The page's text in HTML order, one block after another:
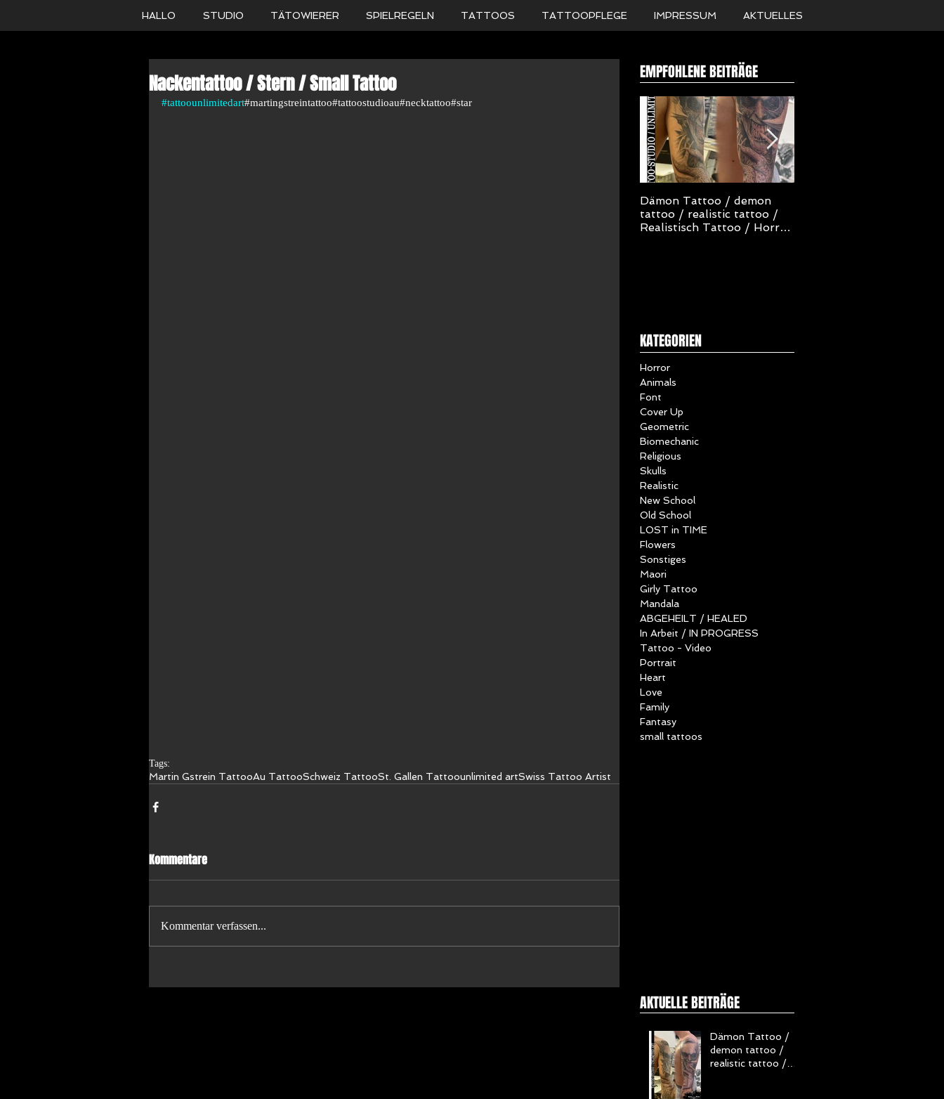
HALLO STUDIO TÄTOWIERER SPIELREGELN TATTOOS TATTOOPFLEGE IMPRESSUM AKTUELLES
Nackentattoo / Stern / Small Tattoo
#tattoounlimitedart#martingstreintattoo#tattoostudioau#necktattoo#star
Tags:
Martin Gstrein TattooAu TattooSchweiz TattooSt. Gallen Tattoounlimited artSwiss Tattoo Artist
Kommentare
Kommentar verfassen...
EMPFOHLENE BEITRÄGE
Dämon Tattoo / demon
tattoo / realistic tattoo /
Realistisch Tattoo / Horror
KATEGORIEN
Horror
Animals
Font
Cover Up
Geometric
Biomechanic
Religious
Skulls
Realistic
New School
Old School
LOST in TIME
Flowers
Sonstiges
Maori
Girly Tattoo
Mandala
ABGEHEILT / HEALED
In Arbeit / IN PROGRESS
Tattoo - Video
Portrait
Heart
Love
Family
Fantasy
small tattoos
AKTUELLE BEITRÄGE
Dämon Tattoo /
demon tattoo /
realistic tattoo /